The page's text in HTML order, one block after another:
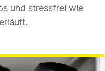
und stressfrei wie